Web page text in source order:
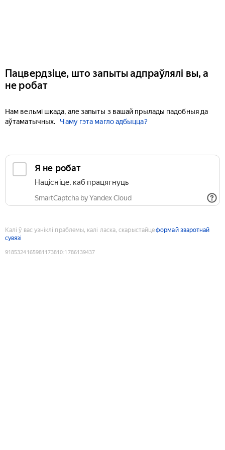
Пацвердзіце, што запыты адпраўлялі вы, а
не робат
Нам вельмі шкада, але запыты з вашай прылады падобныя да
аўтаматычных.
Чаму гэта магло адбыцца?
Я не робат
Націсніце, каб працягнуць
SmartCaptcha by Yandex Cloud
Калі ў вас узніклі праблемы, калі ласка, скарыстайцеформай зваротнай
сувязі
9185324165981173810:1786139437